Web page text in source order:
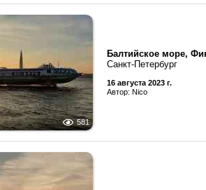
581
Балтийское море,
Санкт-Петербург
16 августа 2023 г.
Автор: Nico